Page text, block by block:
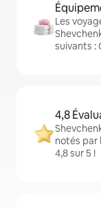
Les
suivants :
4,8
notés par
4,8 sur 5 !